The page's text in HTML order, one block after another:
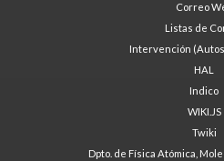
Correo
Listas de
Intervención
HAL
Indico
WIKI.JS
Twiki
Dpto. de Física Atómica,